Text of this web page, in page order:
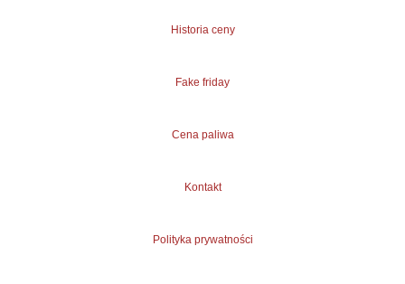
Historia ceny
Fake friday
Cena paliwa
Kontakt
Polityka prywatności